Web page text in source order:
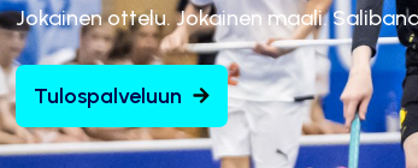
Jokainen ottelu. Jokainen maali.
Tulospalveluun